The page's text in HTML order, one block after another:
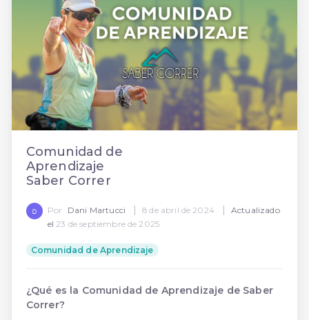
Comunidad de
Aprendizaje
Saber Correr
Por Dani Martucci | 8 de abril de 2024 |
Actualizado
el 23 de septiembre de 2025
Comunidad de Aprendizaje
¿Qué es la Comunidad de Aprendizaje de Saber
Correr?